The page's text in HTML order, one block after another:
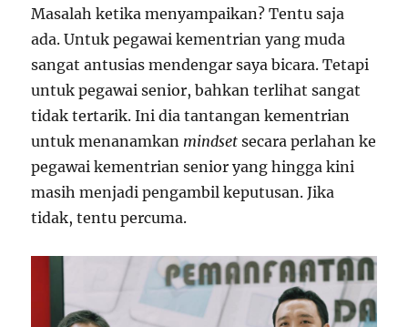
Masalah ketika menyampaikan? Tentu saja
ada. Untuk pegawai kementrian yang muda
sangat antusias mendengar saya bicara. Tetapi
untuk pegawai senior, bahkan terlihat sangat
tidak tertarik. Ini dia tantangan kementrian
untuk menanamkan mindset secara perlahan ke
pegawai kementrian senior yang hingga kini
masih menjadi pengambil keputusan. Jika
tidak, tentu percuma.